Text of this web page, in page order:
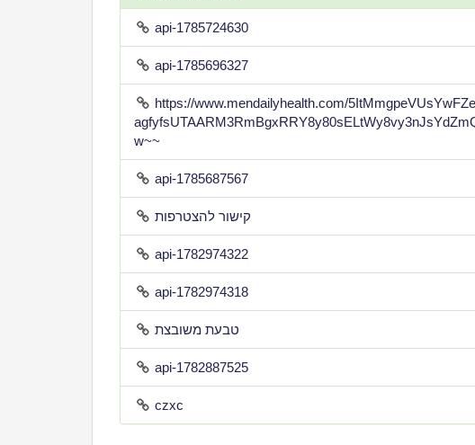
api-1785724630
api-1785696327
https://www.mendailyhealth.com/
w~~
api-1785687567
קישור להצטרפות
api-1782974322
api-1782974318
טבעת משובצת
api-1782887525
czxc